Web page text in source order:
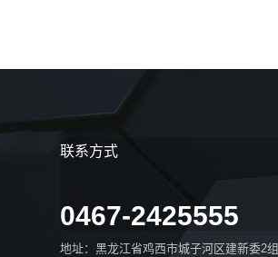
联系方式
0467-2425555
地址：黑龙江省鸡西市城子河区建新委2组